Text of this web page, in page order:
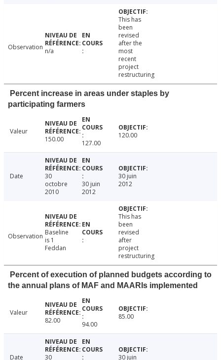
Observation n/a
This has
been
revised
after the
most
recent
project
restructuring
Percent increase in areas under staples by
participating farmers
Valeur
150.00
127.00
120.00
Date
30
octobre
2010
30 juin
2012
30 juin
2012
Observation Baseline
is 1
Feddan
This has
been
revised
after
project
restructuring
Percent of execution of planned budgets according to
the annual plans of MAF and MAARIs implemented
Valeur
82.00
94.00
85.00
Date
30
30 juin